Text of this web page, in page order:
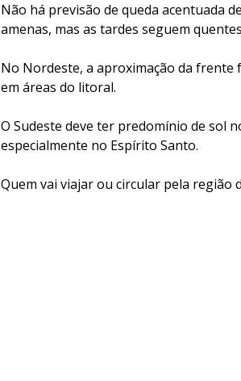
Não há previsão de queda acentuada
amenas, mas as tardes seguem
No Nordeste, a aproximação da frente
em áreas do litoral.
O Sudeste deve ter predomínio de sol
especialmente no Espírito Santo.
Quem vai viajar ou circular pela região